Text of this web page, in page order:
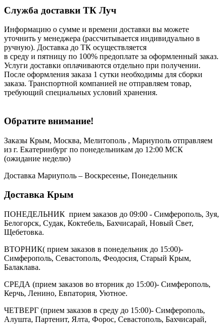
Служба доставки ТК Луч
Информацию о сумме и времени доставки вы можете
уточнить у менеджера (рассчитывается индивидуально в
ручную). Доставка до ТК осуществляется
в среду и пятницу по 100% предоплате за оформленный заказ.
Услуги доставки оплачиваются отдельно при получении.
После оформления заказа 1 сутки необходимы для сборки
заказа. Транспортной компанией не отправляем товар,
требующий специальных условий хранения.
Обратите внимание!
Заказы Крым, Москва, Мелитополь , Мариуполь отправляем
из г. Екатеринбург по понедельникам до 12:00 МСК
(ожидание неделю)
Доставка Мариуполь – Воскресенье, Понедельник
Доставка Крым
ПОНЕДЕЛЬНИК прием заказов до 09:00 - Симферополь, Зуя,
Белогорск, Судак, Коктебель, Бахчисарай, Новый Свет,
Щебетовка.
ВТОРНИК( прием заказов в понедельник до 15:00)-
Симферополь, Севастополь, Феодосия, Старый Крым,
Балаклава.
СРЕДА (прием заказов во вторник до 15:00)- Симферополь,
Керчь, Ленино, Евпатория, Уютное.
ЧЕТВЕРГ (прием заказов в среду до 15:00)- Симферополь,
Алушта, Партенит, Ялта, Форос, Севастополь, Бахчисарай,